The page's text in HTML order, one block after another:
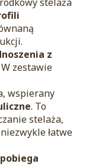
z
W zestawie
wspierany
. To
stelaża,
łatwe